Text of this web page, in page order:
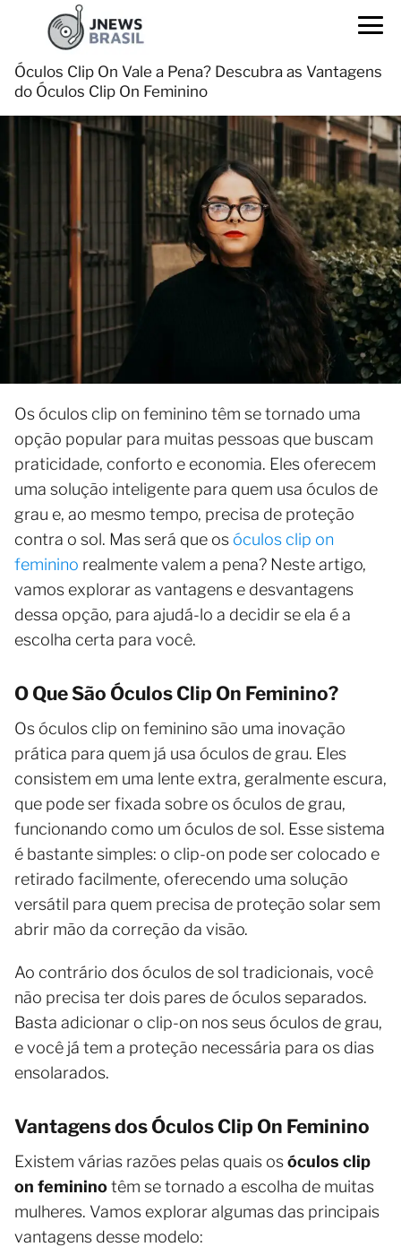
Óculos Clip On Vale a Pena? Descubra as Vantagens
do Óculos Clip On Feminino
Os óculos clip on feminino têm se tornado uma
opção popular para muitas pessoas que buscam
praticidade, conforto e economia. Eles oferecem
uma solução inteligente para quem usa óculos de
grau e, ao mesmo tempo, precisa de proteção
contra o sol. Mas será que os óculos clip on
feminino realmente valem a pena? Neste artigo,
vamos explorar as vantagens e desvantagens
dessa opção, para ajudá-lo a decidir se ela é a
escolha certa para você.
O Que São Óculos Clip On Feminino?
Os óculos clip on feminino são uma inovação
prática para quem já usa óculos de grau. Eles
consistem em uma lente extra, geralmente escura,
que pode ser fixada sobre os óculos de grau,
funcionando como um óculos de sol. Esse sistema
é bastante simples: o clip-on pode ser colocado e
retirado facilmente, oferecendo uma solução
versátil para quem precisa de proteção solar sem
abrir mão da correção da visão.
Ao contrário dos óculos de sol tradicionais, você
não precisa ter dois pares de óculos separados.
Basta adicionar o clip-on nos seus óculos de grau,
e você já tem a proteção necessária para os dias
ensolarados.
Vantagens dos Óculos Clip On Feminino
Existem várias razões pelas quais osóculos clip
on femininotêm se tornado a escolha de muitas
mulheres. Vamos explorar algumas das principais
vantagens desse modelo: